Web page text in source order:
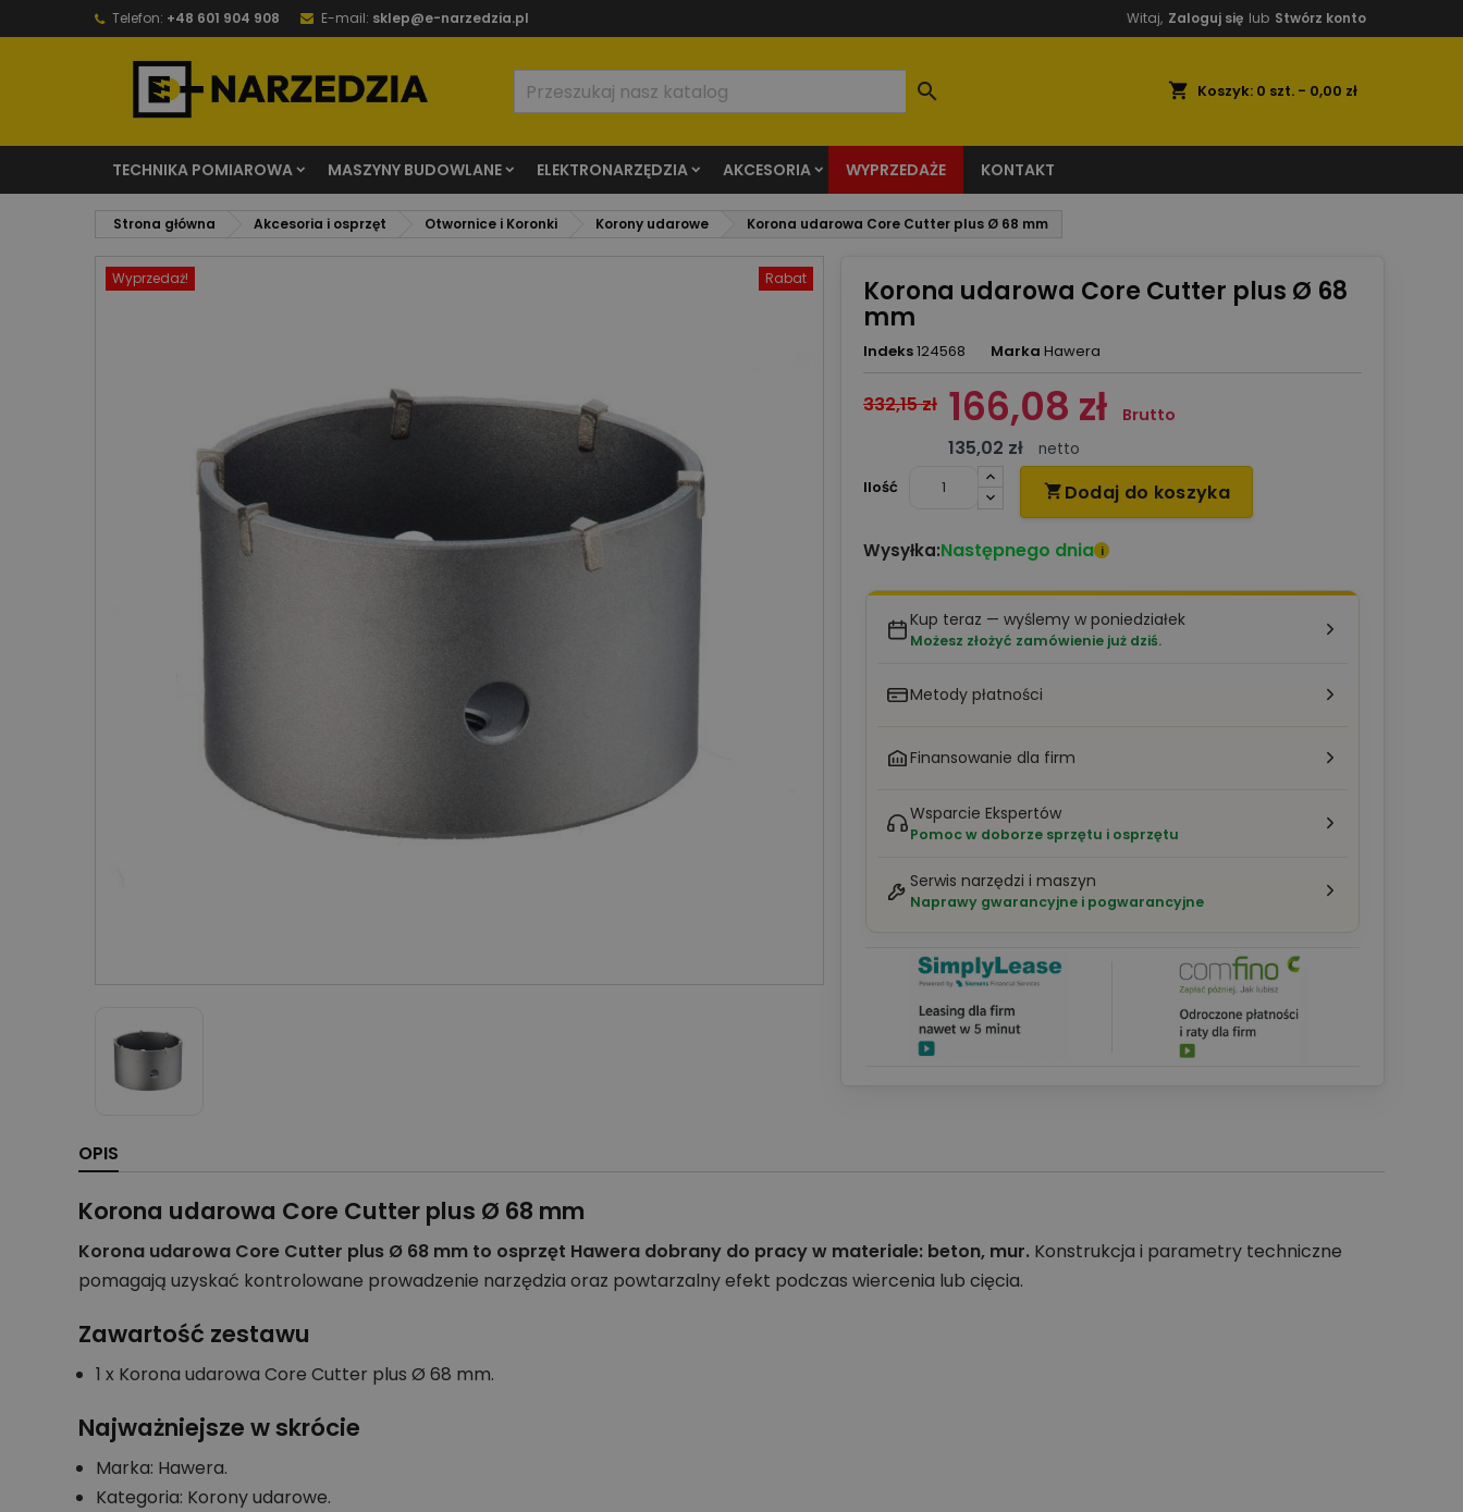
Telefon: +48 601 904 908 E-mail: sklep@e-narzedzia.pl Witaj, Zaloguj się lub Stwórz konto
shopping_cart Koszyk: 0 szt. - 0,00 zł

TECHNIKA POMIAROWA MASZYNY BUDOWLANE ELEKTRONARZĘDZIA AKCESORIA WYPRZEDAŻE KONTAKT
Strona główna Akcesoria i osprzęt Otwornice i Koronki Korony udarowe Korona udarowa Core Cutter plus Ø 68 mm
Wyprzedaż! Rabat Korona udarowa Core Cutter plus Ø 68
mm
Indeks124568 Marka Hawera
332,15 zł 166,08 zł Brutto
135,02 zł
netto
Ilość
 Dodaj do koszyka
Wysyłka:Następnego dnia i
Kup teraz — wyślemy w poniedziałek
Możesz złożyć zamówienie już dziś.
Metody płatności
Finansowanie dla firm
Wsparcie Ekspertów
Pomoc w doborze sprzętu i osprzętu
Serwis narzędzi i maszyn
Naprawy gwarancyjne i pogwarancyjne
OPIS
Korona udarowa Core Cutter plus Ø 68 mm
Korona udarowa Core Cutter plus Ø 68 mm to osprzęt Hawera dobrany do pracy w materiale: beton, mur. Konstrukcja i parametry techniczne
pomagają uzyskać kontrolowane prowadzenie narzędzia oraz powtarzalny efekt podczas wiercenia lub cięcia.
Zawartość zestawu
1 x Korona udarowa Core Cutter plus Ø 68 mm.
Najważniejsze w skrócie
Marka: Hawera.
Kategoria: Korony udarowe.